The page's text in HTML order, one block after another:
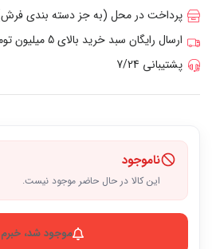
پرداخت در محل (به جز دسته بندی
ارسال رایگان سبد خرید بالای 5 میلیون تومان
پشتیبانی 7/24
ناموجود
این کالا در حال حاضر موجود نیست.
موجود شد،